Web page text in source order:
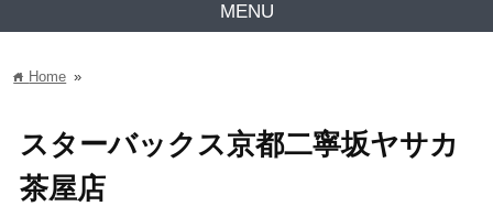
MENU
home Home »
スターバックス京都二寧坂ヤサカ
茶屋店